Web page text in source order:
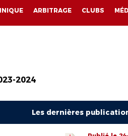
ARBITRAGE CLUBS
2024
Les dernières